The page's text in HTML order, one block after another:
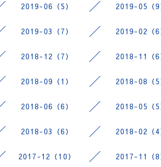
2019-06（5） 2019-05（9
2019-03（7） 2019-02（6
2018-12（7） 2018-11（6
2018-09（1） 2018-08（5
2018-06（6） 2018-05（5
2018-03（6） 2018-02（4
2017-12（10） 2017-11（8